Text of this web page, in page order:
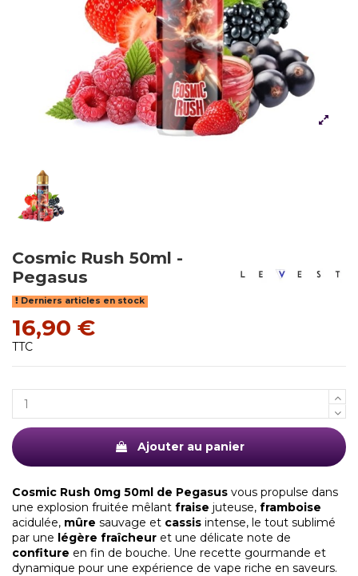
Cosmic Rush 50ml -
Pegasus
Derniers articles en stock
16,90 €
TTC
Ajouter au panier
Cosmic Rush 0mg 50ml de Pegasus vous propulse dans
une explosion fruitée mêlant fraise juteuse, framboise
acidulée, mûre sauvage et cassis intense, le tout sublimé
par une légère fraîcheur et une délicate note de
confiture en fin de bouche. Une recette gourmande et
dynamique pour une expérience de vape riche en saveurs.